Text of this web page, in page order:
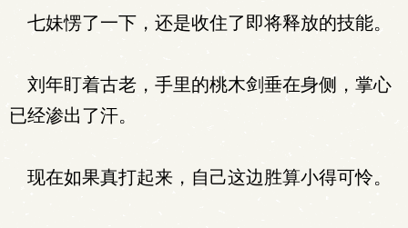
七妹愣了一下，还是收住了即将释放的技能。
刘年盯着古老，手里的桃木剑垂在身侧，掌心
已经渗出了汗。
现在如果真打起来，自己这边胜算小得可怜。